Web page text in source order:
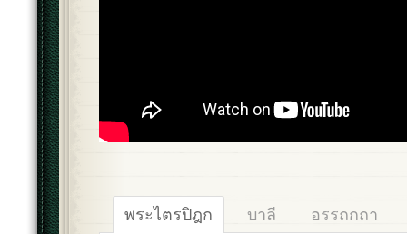
พระไตรปิฎก บาลี อรรถกถา